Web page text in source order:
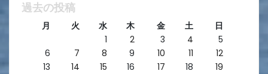
過去の投稿
月 火 水 木 金 土
日
1
2 3 4
5
6
7 8 9 10 11
12
13
14 15 16 17 18
19